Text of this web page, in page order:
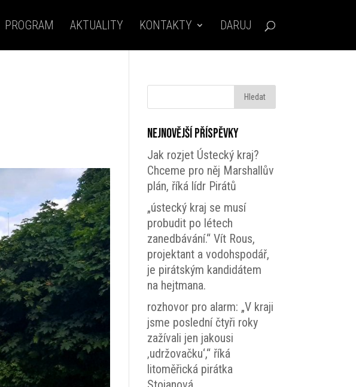
PROGRAM AKTUALITY KONTAKTY DARUJ
Nejnovější příspěvky
Jak rozjet Ústecký kraj?
Chceme pro něj Marshallův
plán, říká lídr Pirátů
„ústecký kraj se musí
probudit po létech
zanedbávání.“ Vít Rous,
projektant a vodohspodář,
je pirátským kandidátem
na hejtmana.
rozhovor pro alarm: „V kraji
jsme poslední čtyři roky
zažívali jen jakousi
‚udržovačku‘,“ říká
litoměřická pirátka